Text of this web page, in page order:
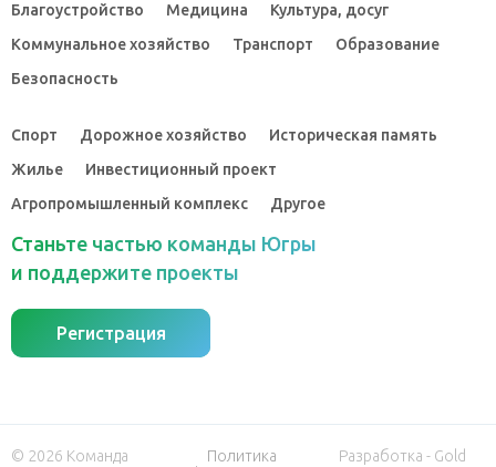
Благоустройство Медицина
Культура, досуг
Коммунальное хозяйство
Транспорт
Образование
Безопасность
Спорт Дорожное хозяйство
Историческая память
Жилье
Инвестиционный проект
Агропромышленный комплекс
Другое
Станьте частью команды Югры
и поддержите проекты
Регистрация
© 2026 Команда
Политика
Разработка - Gold